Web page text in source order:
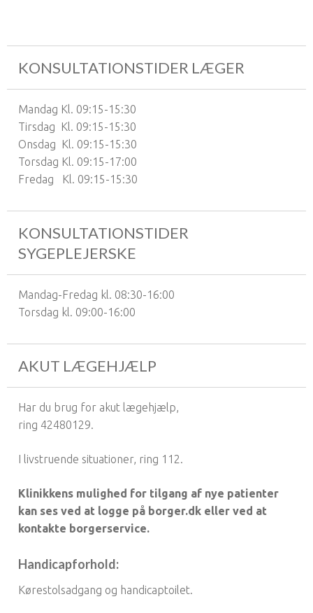
KONSULTATIONSTIDER LÆGER
Mandag Kl. 09:15-15:30
Tirsdag Kl. 09:15-15:30
Onsdag Kl. 09:15-15:30
Torsdag Kl. 09:15-17:00
Fredag Kl. 09:15-15:30
KONSULTATIONSTIDER
SYGEPLEJERSKE
Mandag-Fredag kl. 08:30-16:00
Torsdag kl. 09:00-16:00
AKUT LÆGEHJÆLP
Har du brug for akut lægehjælp,
ring 42480129.
I livstruende situationer, ring 112.
Klinikkens mulighed for tilgang af nye patienter
kan ses ved at logge på borger.dk eller ved at
kontakte borgerservice.
Handicapforhold:
Kørestolsadgang og handicaptoilet.